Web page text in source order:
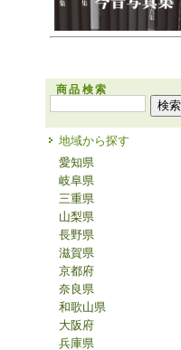
商品検索
地域から探す
愛知県
岐阜県
三重県
山梨県
長野県
滋賀県
京都府
奈良県
和歌山県
大阪府
兵庫県